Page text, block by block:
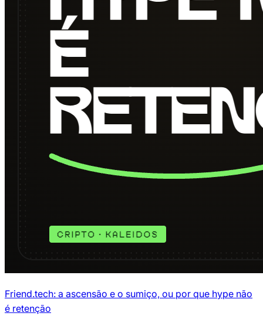
Friend.tech: a ascensão e o sumiço, ou por que hype não
é retenção